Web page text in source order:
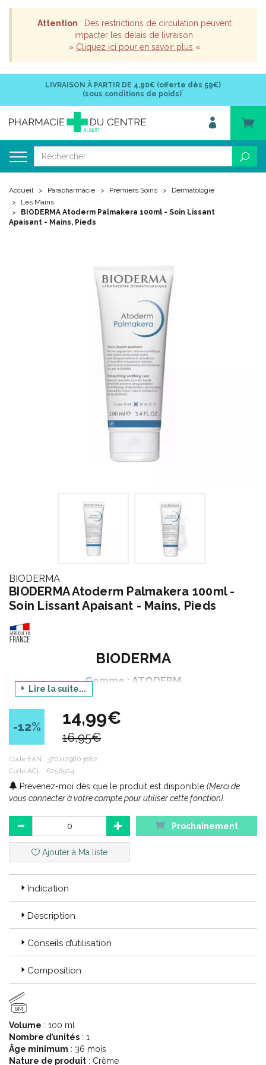
Attention : Des restrictions de circulation peuvent
impacter les délais de livraison.
» Cliquez ici pour en savoir plus «
LIVRAISON À PARTIR DE 4,90€ (offerte dès 59€)
(sous conditions de poids)*
Accueil Parapharmacie Premiers Soins
Dermatologie
Les Mains
BIODERMA Atoderm Palmakera 100ml - Soin Lissant
Apaisant - Mains, Pieds
BIODERMA
BIODERMA Atoderm Palmakera 100ml -
Soin Lissant Apaisant - Mains, Pieds
BIODERMA
Gamme : ATODERM
Produit : PALMAKERA
Contenance : 100 ml
Tous les produits du Laboratoire BIODERMA sont formulés
selon le principe d' écobiologie qui est au cœur de la
démarche NAOS, pour respecter l' écosystème de votre peau et
préserver sa santé durablement.
Code ACL : 6256504
Code EAN : 3701129803882
Lire la suite...
-12% 14,99€
16,95€
Code EAN : 3701129803882
Code ACL : 6256504
Prévenez-moi dès que le produit est disponible (Merci de
vous connecter à votre compte pour utiliser cette fonction).
Prochainement
Ajouter à Ma liste
Indication
Description
Conseils d’utilisation
Composition
6M
Volume : 100 ml
Nombre d’unités : 1
Âge minimum : 36 mois
Nature de produit : Crème